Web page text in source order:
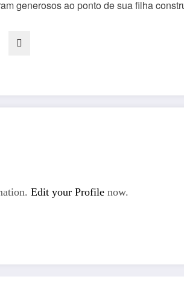
generosos ao ponto de sua filha
Edit your Profile now.